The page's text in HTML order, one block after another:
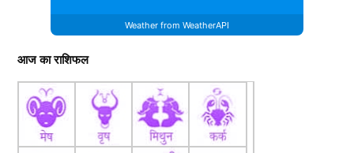
Weather from WeatherAPI
आज का राशिफल